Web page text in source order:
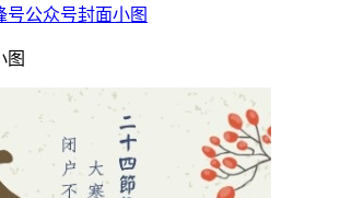
号公众号封面小图
图